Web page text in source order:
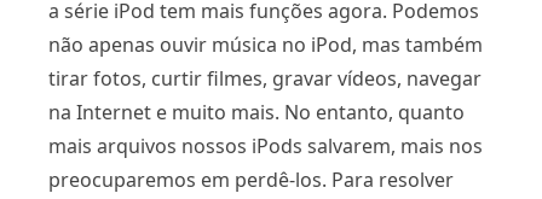
a série iPod tem mais funções agora. Podemos
não apenas ouvir música no iPod, mas também
tirar fotos, curtir filmes, gravar vídeos, navegar
na Internet e muito mais. No entanto, quanto
mais arquivos nossos iPods salvarem, mais nos
preocuparemos em perdê-los. Para resolver